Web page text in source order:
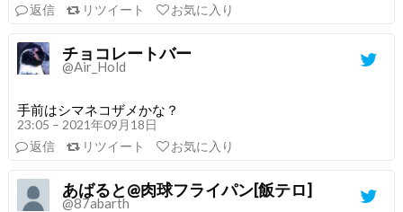
返信
リツイート お気に入り
チョコレートバー
@Air_Hold
手前はシマネコザメかな？
23:05 – 2021年09月18日
返信
リツイート お気に入り
あばると@肉球フライパン[飯テロ]
@87abarth